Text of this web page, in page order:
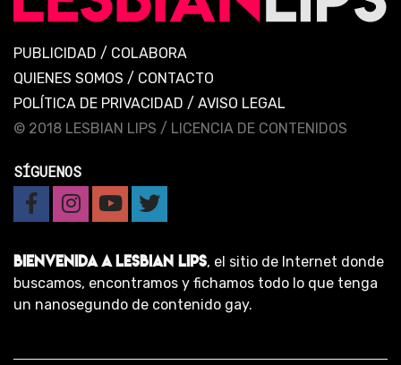
PUBLICIDAD / COLABORA
QUIENES SOMOS / CONTACTO
POLÍTICA DE PRIVACIDAD / AVISO LEGAL
© 2018 LESBIAN LIPS / LICENCIA DE CONTENIDOS
SÍGUENOS
BIENVENIDA A LESBIAN LIPS, el sitio de Internet donde
buscamos, encontramos y fichamos todo lo que tenga
un nanosegundo de contenido gay.